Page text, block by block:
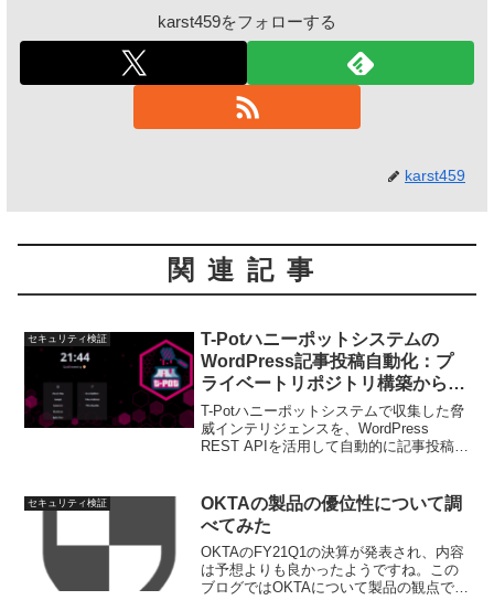
karst459をフォローする
karst459
関連記事
セキュリティ検証
T-Potハニーポットシステムの
WordPress記事投稿自動化：プ
ライベートリポジトリ構築から運
用まで
T-Potハニーポットシステムで収集した脅
威インテリジェンスを、WordPress
REST APIを活用して自動的に記事投稿す
ィ考慮事項、実環境検証結果まで包括的
に紹介します。
セキュリティ検証
OKTAの製品の優位性について調
べてみた
OKTAのFY21Q1の決算が発表され、内容
は予想よりも良かったようですね。この
ブログではOKTAについて製品の観点で優